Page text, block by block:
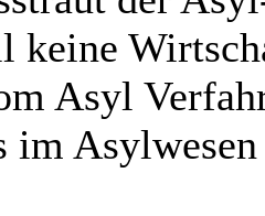
keine
Asyl